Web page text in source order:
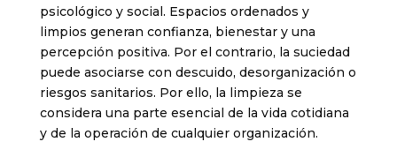
psicológico y social. Espacios ordenados y
limpios generan confianza, bienestar y una
percepción positiva. Por el contrario, la suciedad
puede asociarse con descuido, desorganización o
riesgos sanitarios. Por ello, la limpieza se
considera una parte esencial de la vida cotidiana
y de la operación de cualquier organización.